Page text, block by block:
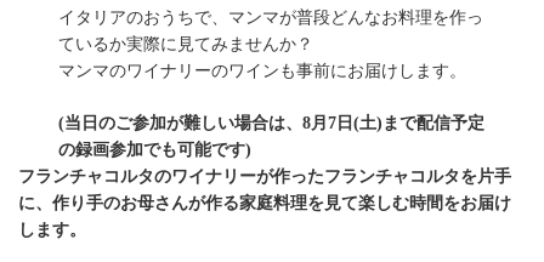
イタリアのおうちで、マンマが普段どんなお料理を作っ
ているか実際に見てみませんか？
マンマのワイナリーのワインも事前にお届けします。
(当日のご参加が難しい場合は、8月7日(土)まで配信予定
の録画参加でも可能です)
フランチャコルタのワイナリーが作ったフランチャコルタを片手
に、作り手のお母さんが作る家庭料理を見て楽しむ時間をお届け
します。